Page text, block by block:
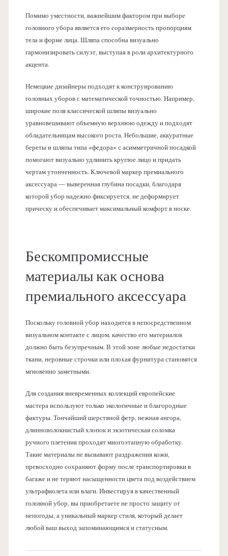
Помимо уместности, важнейшим фактором при выборе
головного убора является его соразмерность пропорциям
тела и форме лица. Шляпа способна визуально
гармонизировать силуэт, выступая в роли архитектурного
акцента.
Немецкие дизайнеры подходят к конструированию
головных уборов с математической точностью. Например,
широкие поля классической шляпы визуально
уравновешивают объемную верхнюю одежду и подходят
обладательницам высокого роста. Небольшие, аккуратные
береты и шляпы типа «федора» с асимметричной посадкой
помогают визуально удлинить круглое лицо и придать
чертам утонченность. Ключевой маркер премиального
аксессуара — выверенная глубина посадки, благодаря
которой убор надежно фиксируется, не деформирует
прическу и обеспечивает максимальный комфорт в носке.
Бескомпромиссные
материалы как основа
премиального аксессуара
Поскольку головной убор находится в непосредственном
визуальном контакте с лицом, качество его материалов
должно быть безупречным. В этой зоне любые недостатки
ткани, неровные строчки или плохая фурнитура становятся
мгновенно заметными.
Для создания вневременных коллекций европейские
мастера используют только экологичные и благородные
фактуры. Тончайший шерстяной фетр, нежная ангора,
длинноволокнистый хлопок и экзотическая соломка
ручного плетения проходят многоэтапную обработку.
Такие материалы не вызывают раздражения кожи,
превосходно сохраняют форму после транспортировки в
багаже и не теряют насыщенности цвета под воздействием
ультрафиолета или влаги. Инвестируя в качественный
головной убор, вы приобретаете не просто защиту от
непогоды, а уникальный маркер стиля, который делает
любой ваш выход запоминающимся и статусным.